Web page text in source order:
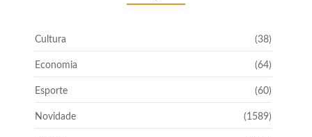
Cultura (38)
Economia (64)
Esporte (60)
Novidade (1589)